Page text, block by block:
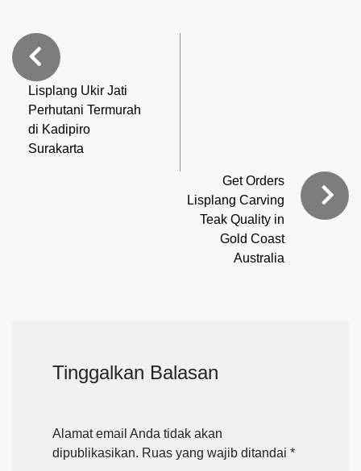
Lisplang Ukir Jati
Perhutani Termurah
di Kadipiro
Surakarta
Get Orders
Lisplang Carving
Teak Quality in
Gold Coast
Australia
Tinggalkan Balasan
Alamat email Anda tidak akan
dipublikasikan. Ruas yang wajib ditandai *